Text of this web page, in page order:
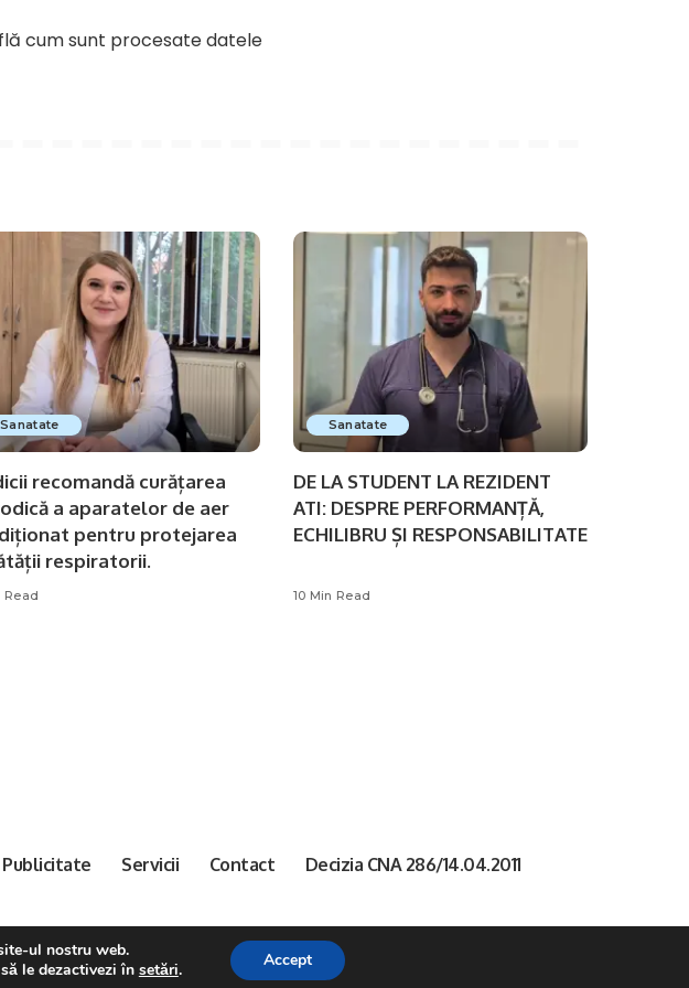
cum sunt procesate datele
Sanatate
recomandă curățarea
a aparatelor de aer
pentru protejarea
respiratorii.
Read
Sanatate
DE LA STUDENT LA REZIDENT
ATI: DESPRE PERFORMANȚĂ,
ECHILIBRU ȘI RESPONSABILITATE
10 Min Read
Publicitate Servicii Contact Decizia CNA 286/14.04.2011
by ThemeRuby.
ul nostru web.
le dezactivezi în setări. Accept